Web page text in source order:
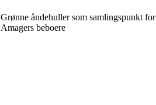
Grønne åndehuller som samlingspunkt for
Amagers beboere